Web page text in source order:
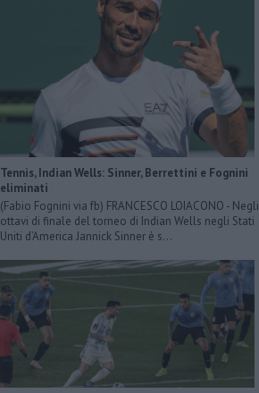
Tennis, Indian Wells: Sinner, Berrettini e Fognini
eliminati
(Fabio Fognini via fb) FRANCESCO LOIACONO - Negli
ottavi di finale del torneo di Indian Wells negli Stati
Uniti d’America Jannick Sinner è s...